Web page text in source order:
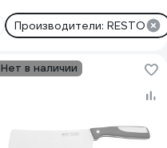
Производители: RESTO
Нет в наличии